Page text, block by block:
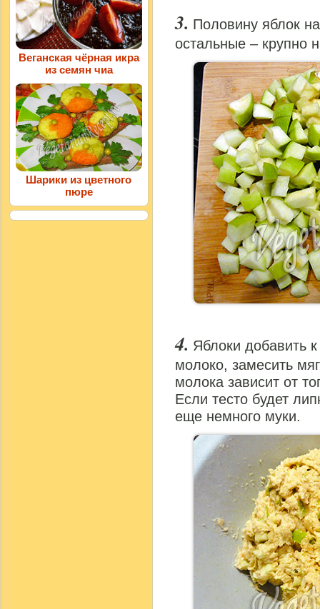
Половину яблок
остальные – крупно
Яблоки добавить
молоко, замесить
молока зависит от
Если тесто будет
еще немного муки.
Веганская чёрная икра
из семян чиа
Шарики из цветного
пюре